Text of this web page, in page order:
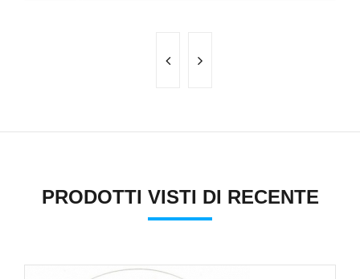
PRODOTTI VISTI DI RECENTE